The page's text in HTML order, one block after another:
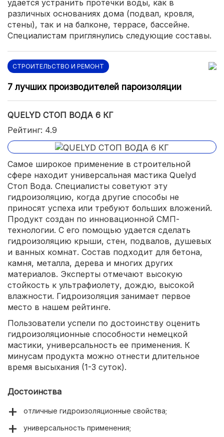
удается устранить протечки воды, как в
различных основаниях дома (подвал, кровля,
стены), так и на балконе, террасе, бассейне.
Специалистам приглянулись следующие составы.
СТРОИТЕЛЬСТВО И РЕМОНТ
7 лучших производителей пароизоляции
QUELYD СТОП ВОДА 6 КГ
Рейтинг: 4.9
Самое широкое применение в строительной
сфере находит универсальная мастика Quelyd
Стоп Вода. Специалисты советуют эту
гидроизоляцию, когда другие способы не
приносят успеха или требуют больших вложений.
Продукт создан по инновационной СМП-
технологии. С его помощью удается сделать
гидроизоляцию крыши, стен, подвалов, душевых
и ванных комнат. Состав подходит для бетона,
камня, металла, дерева и многих других
материалов. Эксперты отмечают высокую
стойкость к ультрафиолету, дождю, высокой
влажности. Гидроизоляция занимает первое
место в нашем рейтинге.
Пользователи успели по достоинству оценить
гидроизоляционные способности немецкой
мастики, универсальность ее применения. К
минусам продукта можно отнести длительное
время высыхания (1-3 суток).
Достоинства
отличные гидроизоляционные свойства;
универсальность применения;